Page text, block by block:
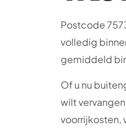
Postcode
volledig
gemiddeld
Of u nu
wilt
voorrijkosten,